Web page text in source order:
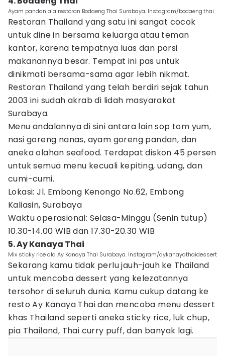
Ayam pandan ala restoran Bodaeng Thai Surabaya. Instagram/bodaeng.thai
Restoran Thailand yang satu ini sangat cocok
untuk dine in bersama keluarga atau teman
kantor, karena tempatnya luas dan porsi
makanannya besar. Tempat ini pas untuk
dinikmati bersama-sama agar lebih nikmat.
Restoran Thailand yang telah berdiri sejak tahun
2003 ini sudah akrab di lidah masyarakat
Surabaya.
Menu andalannya di sini antara lain sop tom yum,
nasi goreng nanas, ayam goreng pandan, dan
aneka olahan seafood. Terdapat diskon 45 persen
untuk semua menu kecuali kepiting, udang, dan
cumi-cumi.
Lokasi: Jl. Embong Kenongo No.62, Embong
Kaliasin, Surabaya
Waktu operasional: Selasa-Minggu (Senin tutup)
10.30-14.00 WIB dan 17.30-20.30 WIB
5. Ay Kanaya Thai
Mix sticky rice ala Ay Kanaya Thai Surabaya. Instagram/aykanayathaidessert
Sekarang kamu tidak perlu jauh-jauh ke Thailand
untuk mencoba dessert yang kelezatannya
tersohor di seluruh dunia. Kamu cukup datang ke
resto Ay Kanaya Thai dan mencoba menu dessert
khas Thailand seperti aneka sticky rice, luk chup,
pia Thailand, Thai curry puff, dan banyak lagi.